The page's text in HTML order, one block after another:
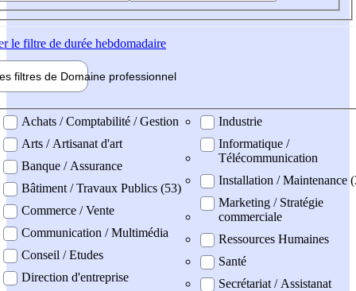
le filtre de durée hebdomadaire
filtres de Domaine professionnel
professionel
Achats / Comptabilité / Gestion
Arts / Artisanat d'art
Banque / Assurance
Bâtiment / Travaux Publics (53)
Commerce / Vente
Communication / Multimédia
Conseil / Etudes
Direction d'entreprise
Industrie
Informatique /
Télécommunication
Installation / Maintenance
Marketing / Stratégie
commerciale
Ressources Humaines
Santé
Secrétariat / Assistanat